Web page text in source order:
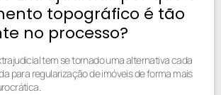
topográfico é tão
no processo?
tem se tornado uma alternativa cada
para regularização de imóveis de forma mais